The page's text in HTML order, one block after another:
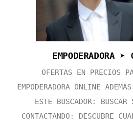
EMPODERADORA
OFERTAS EN PRECIOS
EMPODERADORA ONLINE
ESTE BUSCADOR: BUSCAR
CONTACTANDO: DESCUBRE